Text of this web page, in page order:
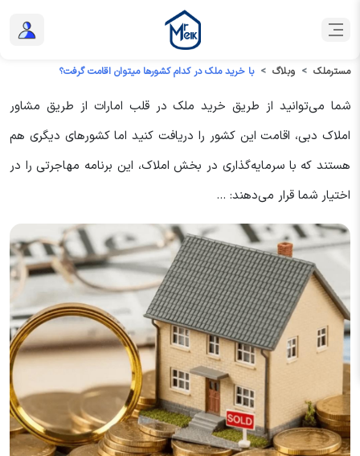
مسترملک وبلاگ با خرید ملک در کدام کشورها میتوان اقامت گرفت؟
شما می‌توانید از طریق خرید ملک در قلب امارات از طریق مشاور
املاک دبی، اقامت این کشور را دریافت کنید اما کشورهای دیگری هم
هستند که با سرمایه‌گذاری در بخش املاک، این برنامه مهاجرتی را در
اختیار شما قرار می‌دهند: ...